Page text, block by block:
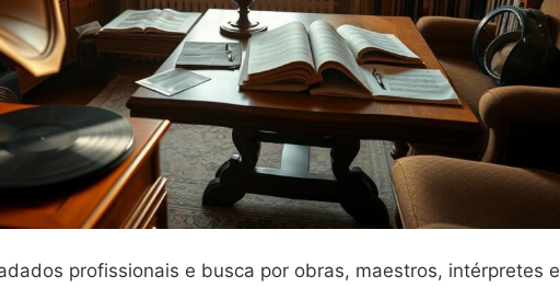
profissionais e busca por obras, maestros, intérpretes e